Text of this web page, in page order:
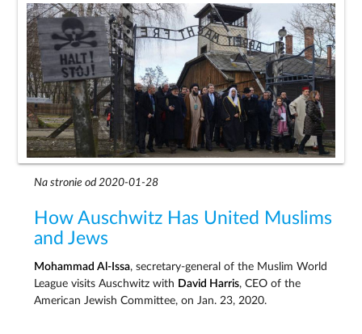
Na stronie od 2020-01-28
How Auschwitz Has United Muslims
and Jews
Mohammad Al-Issa, secretary-general of the Muslim World
League visits Auschwitz with David Harris, CEO of the
American Jewish Committee, on Jan. 23, 2020.